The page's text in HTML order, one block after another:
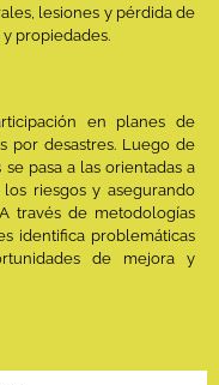
lesiones y pérdida de
y propiedades.
en planes de
por desastres. Luego de
pasa a las orientadas a
riesgos y asegurando
través de metodologías
identifica problemáticas
de mejora y